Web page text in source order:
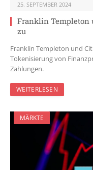
25. SEPTEMBER 2024
Franklin Templeton
zu
Franklin Templeton und
Tokenisierung von
Zahlungen.
WEITERLESEN
MÄRKTE